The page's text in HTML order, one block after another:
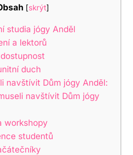
[skrýt]
studia jógy Anděl
a lektorů
duch
navštívit Dům jógy Anděl:
navštívit Dům jógy
workshopy
studentů